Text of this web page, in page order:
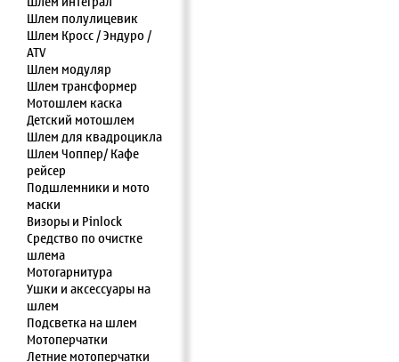
Шлем полулицевик
Шлем Кросс / Эндуро /
ATV
Шлем модуляр
Шлем трансформер
Мотошлем каска
Детский мотошлем
Шлем для квадроцикла
Шлем Чоппер/ Кафе
рейсер
Подшлемники и мото
маски
Визоры и Pinlock
Средство по очистке
шлема
Мотогарнитура
Ушки и аксессуары на
шлем
Подсветка на шлем
Мотоперчатки
Летние мотоперчатки